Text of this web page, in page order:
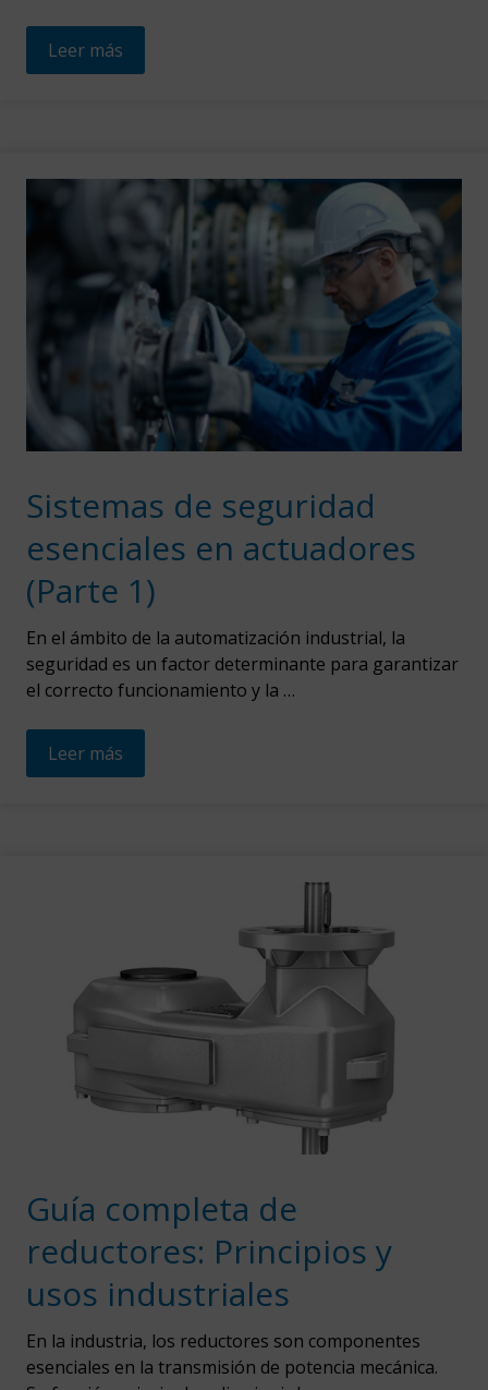
Leer más
Sistemas de seguridad
esenciales en actuadores
(Parte 1)
En el ámbito de la automatización industrial, la
seguridad es un factor determinante para garantizar
el correcto funcionamiento y la …
Leer más
Guía completa de
reductores: Principios y
usos industriales
En la industria, los reductores son componentes
esenciales en la transmisión de potencia mecánica.